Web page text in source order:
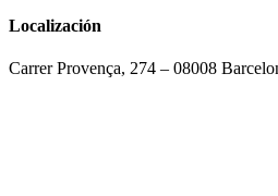
Localización
Carrer Provença, 274 – 08008